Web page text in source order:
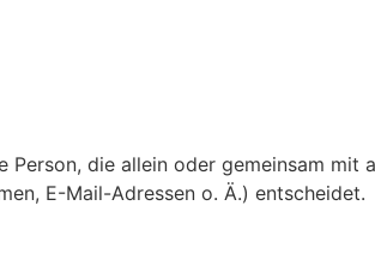
die allein oder gemeinsam mit
E-Mail-Adressen o. Ä.) entscheidet.